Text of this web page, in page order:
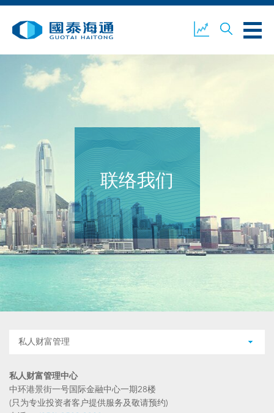
环境、社会及企业管治
开设户口 客户登入
联络我们
私人财富管理
私人财富管理中心
中环港景街一号国际金融中心一期28楼
(只为专业投资者客户提供服务及敬请预约)